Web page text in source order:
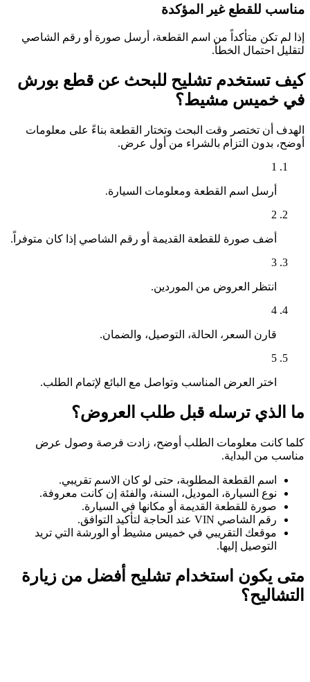
مناسب للقطع غير المؤكدة
إذا لم تكن متأكداً من اسم القطعة، أرسل صورة أو رقم الشاصي
لتقليل احتمال الخطأ.
كيف تستخدم تشليح للبحث عن قطع بورش
في خميس مشيط؟
الهدف أن تختصر وقت البحث وتختار القطعة بناءً على معلومات
أوضح، بدون التزام بالشراء من أول عرض.
1
أرسل اسم القطعة ومعلومات السيارة.
2
أضف صورة للقطعة القديمة أو رقم الشاصي إذا كان متوفراً.
3
انتظر العروض من الموردين.
4
قارن السعر، الحالة، التوصيل، والضمان.
5
اختر العرض المناسب وتواصل مع البائع لإتمام الطلب.
ما الذي ترسله قبل طلب العروض؟
كلما كانت معلومات الطلب أوضح، زادت فرصة وصول عرض
مناسب من البداية.
اسم القطعة المطلوبة، حتى لو كان الاسم تقريبي.
نوع السيارة، الموديل، السنة، والفئة إن كانت معروفة.
صورة للقطعة القديمة أو مكانها في السيارة.
رقم الشاصي VIN عند الحاجة لتأكيد التوافق.
موقعك التقريبي في خميس مشيط أو الورشة التي تريد
التوصيل إليها.
متى يكون استخدام تشليح أفضل من زيارة
التشاليح؟